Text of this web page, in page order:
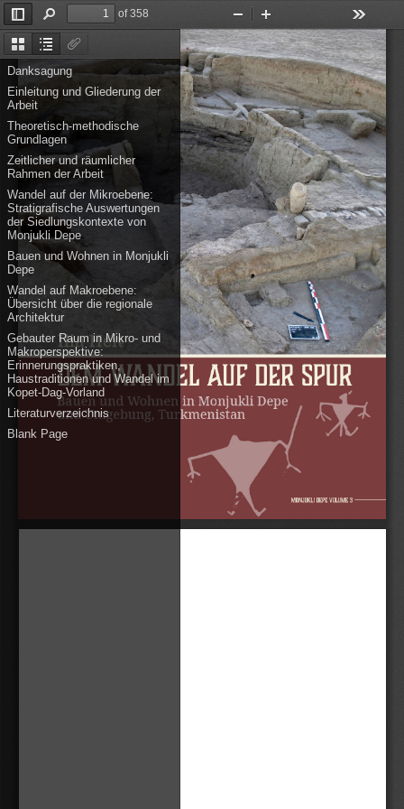
ThumbnailsDocument
Outline
Danksagung
Einleitung und Gliederung der
Arbeit
Theoretisch-methodische
Grundlagen
Zeitlicher und räumlicher
Rahmen der Arbeit
Wandel auf der Mikroebene:
Stratigrafische Auswertungen
der Siedlungskontexte von
Monjukli Depe
Bauen und Wohnen in Monjukli
Depe
Wandel auf Makroebene:
Übersicht über die regionale
Architektur
Gebauter Raum in Mikro- und
Makroperspektive:
Erinnerungspraktiken,
Haustraditionen und Wandel im
Kopet-Dag-Vorland
Literaturverzeichnis
Blank Page
Toggle
Sidebar
Find
of 358
Zoom
Out
In